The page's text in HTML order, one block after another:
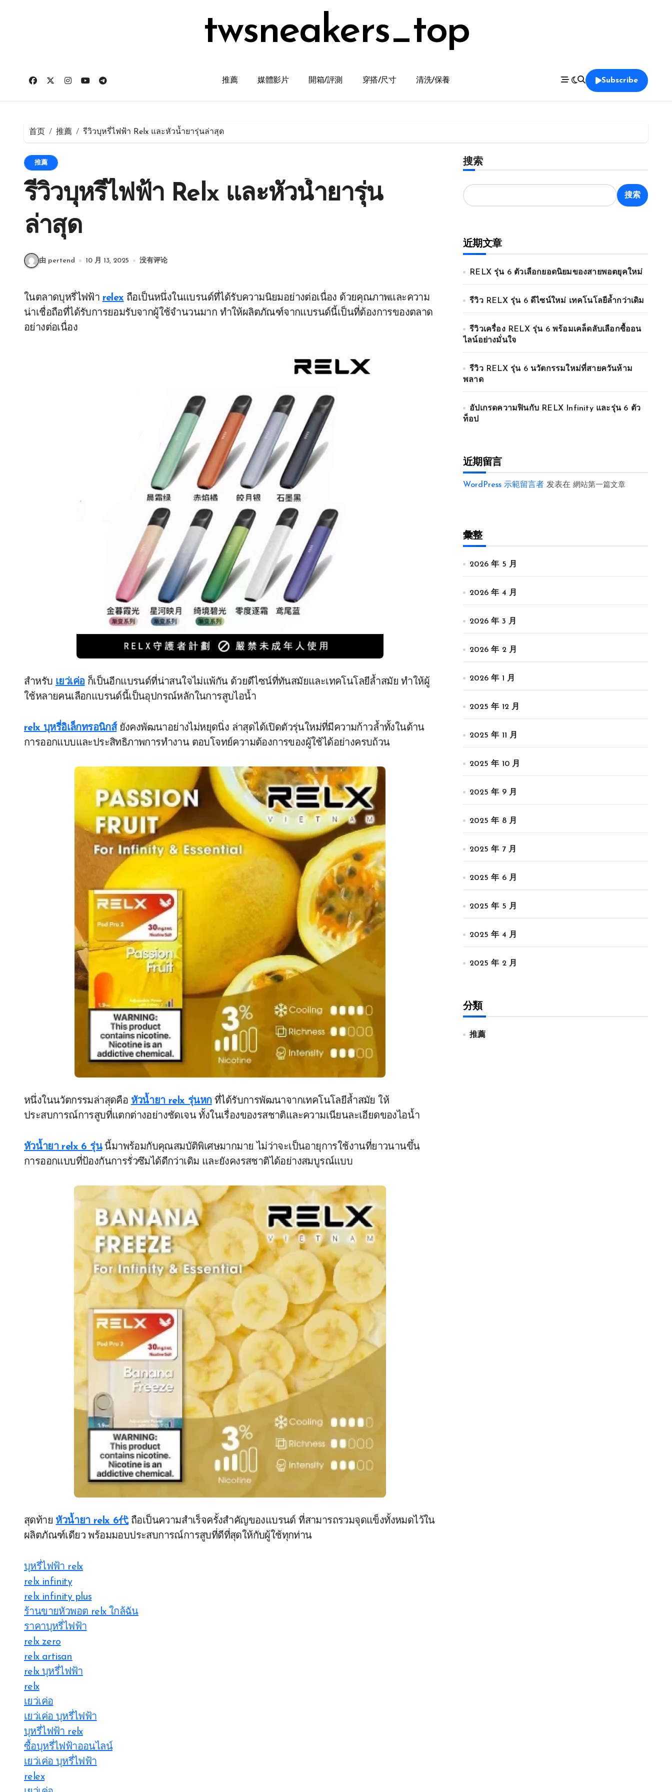
twsneakers_top
推薦 媒體影片 開箱/評測 穿搭/尺寸 清洗/保養 Subscribe
首页 推薦 รีวิวบุหรี่ไฟฟ้า Relx และหัวน้ำยารุ่นล่าสุด
推薦
รีวิวบุหรี่ไฟฟ้า Relx และหัวน้ำยารุ่น
ล่าสุด
由 pertend 10 月 13, 2025 没有评论
ในตลาดบุหรี่ไฟฟ้า relex ถือเป็นหนึ่งในแบรนด์ที่ได้รับความนิยมอย่างต่อเนื่อง ด้วยคุณภาพและความ
น่าเชื่อถือที่ได้รับการยอมรับจากผู้ใช้จำนวนมาก ทำให้ผลิตภัณฑ์จากแบรนด์นี้เป็นที่ต้องการของตลาด
อย่างต่อเนื่อง
สำหรับ เยว่เค่อ ก็เป็นอีกแบรนด์ที่น่าสนใจไม่แพ้กัน ด้วยดีไซน์ที่ทันสมัยและเทคโนโลยีล้ำสมัย ทำให้ผู้
ใช้หลายคนเลือกแบรนด์นี้เป็นอุปกรณ์หลักในการสูบไอน้ำ
relx บุหรี่อิเล็กทรอนิกส์ยังคงพัฒนาอย่างไม่หยุดนิ่ง ล่าสุดได้เปิดตัวรุ่นใหม่ที่มีความก้าวล้ำทั้งในด้าน
การออกแบบและประสิทธิภาพการทำงาน ตอบโจทย์ความต้องการของผู้ใช้ได้อย่างครบถ้วน
หนึ่งในนวัตกรรมล่าสุดคือ หัวน้ำยา relx รุ่นหกที่ได้รับการพัฒนาจากเทคโนโลยีล้ำสมัย ให้
ประสบการณ์การสูบที่แตกต่างอย่างชัดเจน ทั้งในเรื่องของรสชาติและความเนียนละเอียดของไอน้ำ
หัวน้ำยา relx 6 รุ่นนี้มาพร้อมกับคุณสมบัติพิเศษมากมาย ไม่ว่าจะเป็นอายุการใช้งานที่ยาวนานขึ้น
การออกแบบที่ป้องกันการรั่วซึมได้ดีกว่าเดิม และยังคงรสชาติได้อย่างสมบูรณ์แบบ
สุดท้าย หัวน้ำยา relx 6代ถือเป็นความสำเร็จครั้งสำคัญของแบรนด์ ที่สามารถรวมจุดแข็งทั้งหมดไว้ใน
ผลิตภัณฑ์เดียว พร้อมมอบประสบการณ์การสูบที่ดีที่สุดให้กับผู้ใช้ทุกท่าน
บุหรี่ไฟฟ้า relx
relx infinity
relx infinity plus
ร้านขายหัวพอต relx ใกล้ฉัน
ราคาบุหรี่ไฟฟ้า
relx zero
relx artisan
relx บุหรี่ไฟฟ้า
relx
เยว่เค่อ
เยว่เค่อ บุหรี่ไฟฟ้า
บุหรี่ไฟฟ้า relx
ซื้อบุหรี่ไฟฟ้าออนไลน์
เยว่เค่อ บุหรี่ไฟฟ้า
relex
搜索
搜索
近期文章
RELX รุ่น 6 ตัวเลือกยอดนิยมของสายพอตยุคใหม่
รีวิว RELX รุ่น 6 ดีไซน์ใหม่ เทคโนโลยีล้ำกว่าเดิม
รีวิวเครื่อง RELX รุ่น 6 พร้อมเคล็ดลับเลือกซื้ออน
ไลน์อย่างมั่นใจ
รีวิว RELX รุ่น 6 นวัตกรรมใหม่ที่สายควันห้าม
พลาด
อัปเกรดความฟินกับ RELX Infinity และรุ่น 6 ตัว
ท็อป
近期留言
WordPress 示範留言者 发表在 網站第一篇文章
彙整
2026 年 5 月
2026 年 4 月
2026 年 3 月
2026 年 2 月
2026 年 1 月
2025 年 12 月
2025 年 11 月
2025 年 10 月
2025 年 9 月
2025 年 8 月
2025 年 7 月
2025 年 6 月
2025 年 5 月
2025 年 4 月
2025 年 2 月
分類
推薦